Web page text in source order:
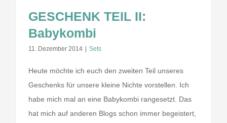
GESCHENK TEIL II:
Babykombi
11. Dezember 2014 Sets
Heute möchte ich euch den zweiten Teil unseres
Geschenks für unsere kleine Nichte vorstellen. Ich
habe mich mal an eine Babykombi rangesetzt. Das
hat mich auf anderen Blogs schon immer begeistert,